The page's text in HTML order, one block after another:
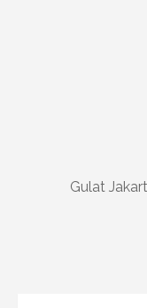
Gulat